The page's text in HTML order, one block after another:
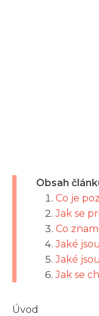
Obsah
Co je
Jak se
Co
Jaké
Jaké
Jak se
Úvod